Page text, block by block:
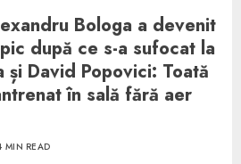
Bologa a devenit
după ce s-a sufocat la
și David Popovici: Toată
în sală fără aer
MIN READ